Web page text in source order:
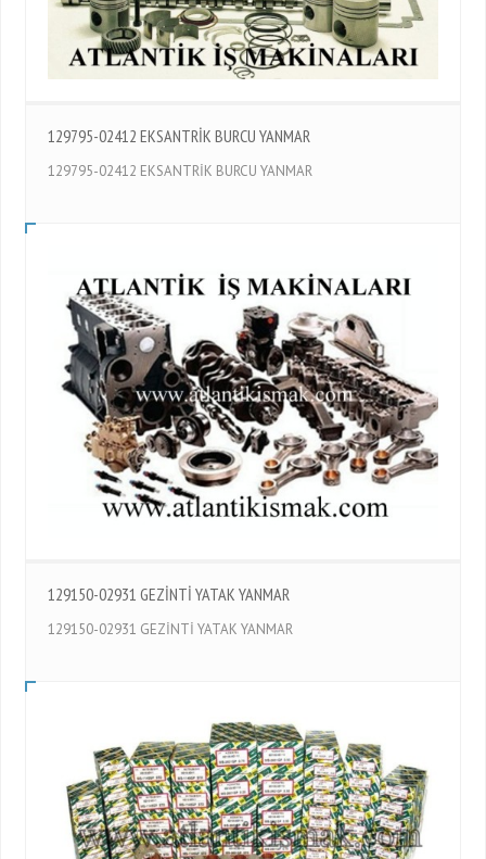
129795-02412 EKSANTRİK BURCU YANMAR
129795-02412 EKSANTRİK BURCU YANMAR
129150-02931 GEZİNTİ YATAK YANMAR
129150-02931 GEZİNTİ YATAK YANMAR